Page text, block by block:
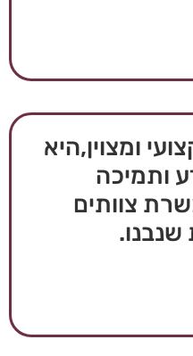
ומצוין,היא
ותמיכה
צוותים